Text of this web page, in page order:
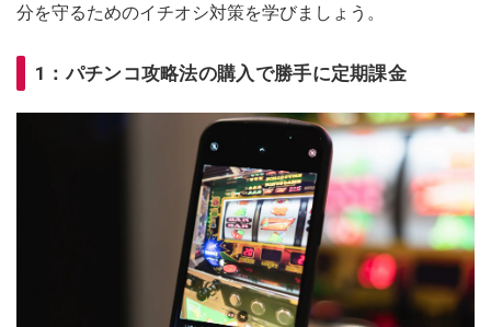
分を守るためのイチオシ対策を学びましょう。
1：パチンコ攻略法の購入で勝手に定期課金